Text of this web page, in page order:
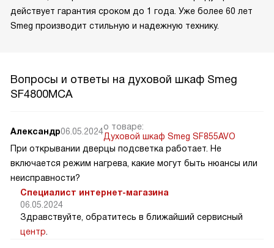
действует гарантия сроком до 1 года. Уже более 60 лет
Smeg производит стильную и надежную технику.
Вопросы и ответы на духовой шкаф Smeg
SF4800MCA
Александр06.05.2024о товаре:
Духовой шкаф Smeg SF855AVO
При открывании дверцы подсветка работает. Не
включается режим нагрева, какие могут быть нюансы или
неисправности?
Специалист интернет-магазина
06.05.2024
Здравствуйте, обратитесь в ближайший сервисный
центр